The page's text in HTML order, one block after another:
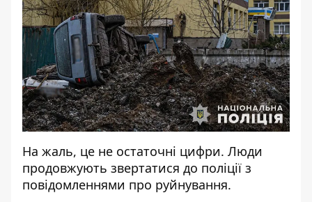
На жаль, це не остаточні цифри. Люди
продовжують звертатися до поліції з
повідомленнями про руйнування.